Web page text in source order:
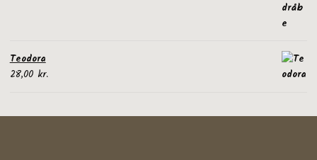
Teodora
28,00 kr.